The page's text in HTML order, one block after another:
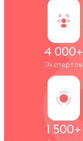
4 000+
Экспертов
1 500+